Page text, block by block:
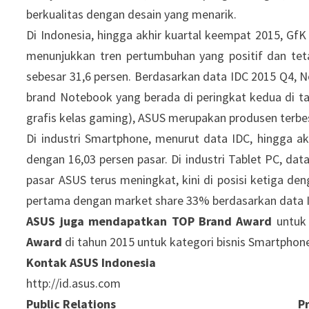
berkualitas dengan desain yang menarik.
Di Indonesia, hingga akhir kuartal keempat 2015,
menunjukkan tren pertumbuhan yang positif dan
sebesar 31,6 persen. Berdasarkan data IDC 2015
brand Notebook yang berada di peringkat kedua di
grafis kelas gaming), ASUS merupakan produsen
Di industri Smartphone, menurut data IDC, hingga
dengan 16,03 persen pasar. Di industri Tablet PC,
pasar ASUS terus meningkat, kini di posisi ketiga
pertama dengan market share 33% berdasarkan data
ASUS juga mendapatkan TOP Brand Award
Award di tahun 2015 untuk kategori bisnis
Kontak ASUS Indonesia
http://id.asus.com
Public Relations